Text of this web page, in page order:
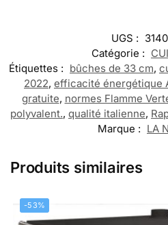
UGS :
Catégorie :
Étiquettes : bûches de 33 cm,
2022, efficacité énergétique
gratuite, normes Flamme
polyvalent., qualité italienne,
Marque : LA
Produits similaires
-53%